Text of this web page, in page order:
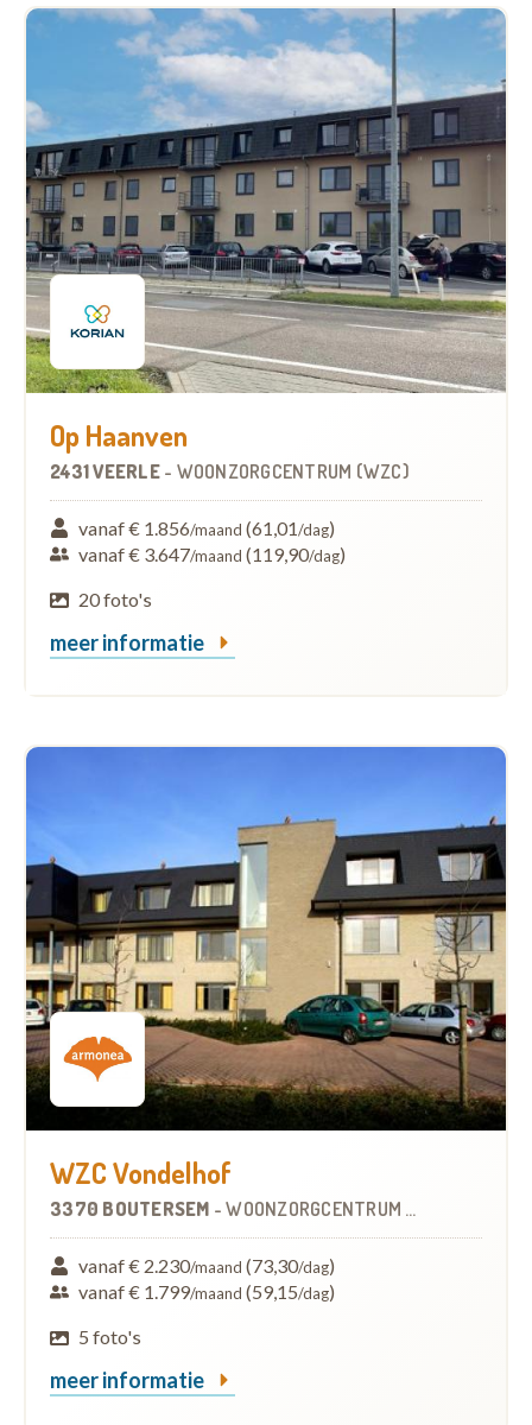
Op Haanven
2431 VEERLE - WOONZORGCENTRUM (WZC)
vanaf € 1.856/maand (61,01/dag)
vanaf € 3.647/maand (119,90/dag)
20 foto's
meer informatie
WZC Vondelhof
3370 BOUTERSEM -WOONZORGCENTRUM (WZC)
vanaf € 2.230/maand (73,30/dag)
vanaf € 1.799/maand (59,15/dag)
5 foto's
meer informatie